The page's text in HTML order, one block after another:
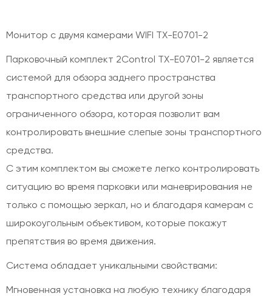
Монитор с двумя камерами WIFI TX-E0701-2
Парковочный комплект 2Control TX-E0701-2 является
системой для обзора заднего пространства
транспортного средства или другой зоны
ограниченного обзора, которая позволит вам
контролировать внешние слепые зоны транспортного
средства.
С этим комплектом вы сможете легко контролировать
ситуацию во время парковки или маневрирования не
только с помощью зеркал, но и благодаря камерам с
широкоугольным объективом, которые покажут
препятствия во время движения.
Система обладает уникальными свойствами:
Мгновенная установка на любую технику благодаря